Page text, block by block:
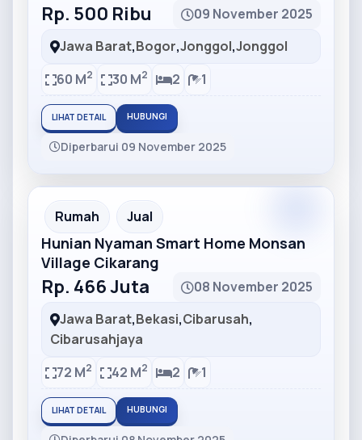
Rp. 500 Ribu
09 November 2025
Jawa Barat,Bogor,Jonggol,Jonggol
60 M2 30 M2 2 1
LIHAT DETAIL HUBUNGI
Diperbarui 09 November 2025
Partner Ad
Rumah Jual
Hunian Nyaman Smart Home Monsan
Village Cikarang
Rp. 466 Juta
08 November 2025
Jawa Barat,Bekasi,Cibarusah,
Cibarusahjaya
72 M2 42 M2 2 1
LIHAT DETAIL HUBUNGI